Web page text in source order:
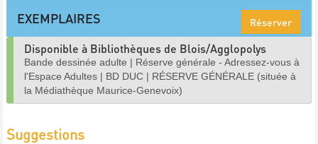
EXEMPLAIRES Réserver
Disponible à Bibliothèques de Blois/Agglopolys
Bande dessinée adulte | Réserve générale - Adressez-vous à
l'Espace Adultes | BD DUC | RÉSERVE GÉNÉRALE (située à
la Médiathèque Maurice-Genevoix)
Suggestions